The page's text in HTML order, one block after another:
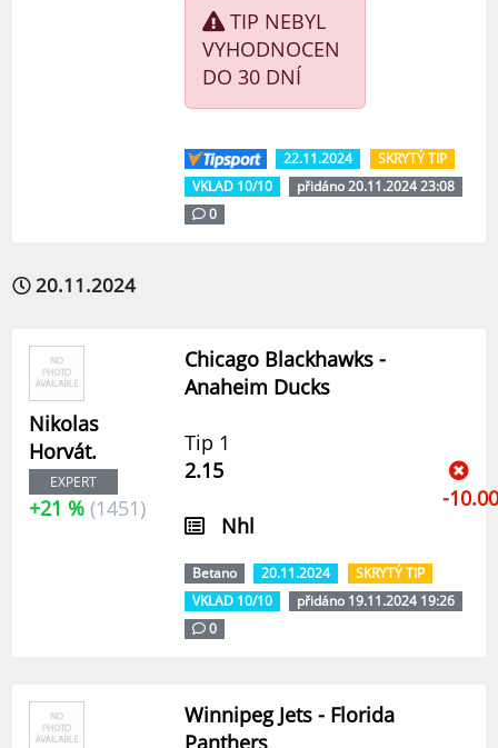
TIP NEBYL
VYHODNOCEN
DO 30 DNÍ
22.11.2024
SKRYTÝ TIP
VKLAD 10/10
přidáno 20.11.2024 23:08
0
20.11.2024
Nikolas
Horvát.
EXPERT
+21 % (1451)
Chicago Blackhawks -
Anaheim Ducks
Tip 1
2.15
Nhl
-10.00
Betano 20.11.2024
SKRYTÝ TIP
VKLAD 10/10
přidáno 19.11.2024 19:26
0
Winnipeg Jets - Florida
Panthers